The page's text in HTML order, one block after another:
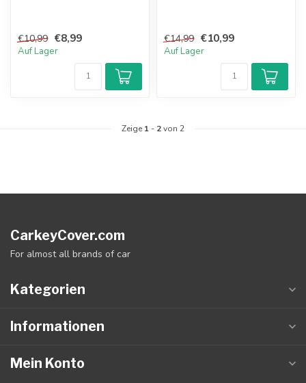
€10,99 €8,99
Auf Lager
€14,99 €10,99
Auf Lager
Zeige 1 - 2von 2
CarkeyCover.com
For almost all brands of car
Kategorien
Informationen
Mein Konto